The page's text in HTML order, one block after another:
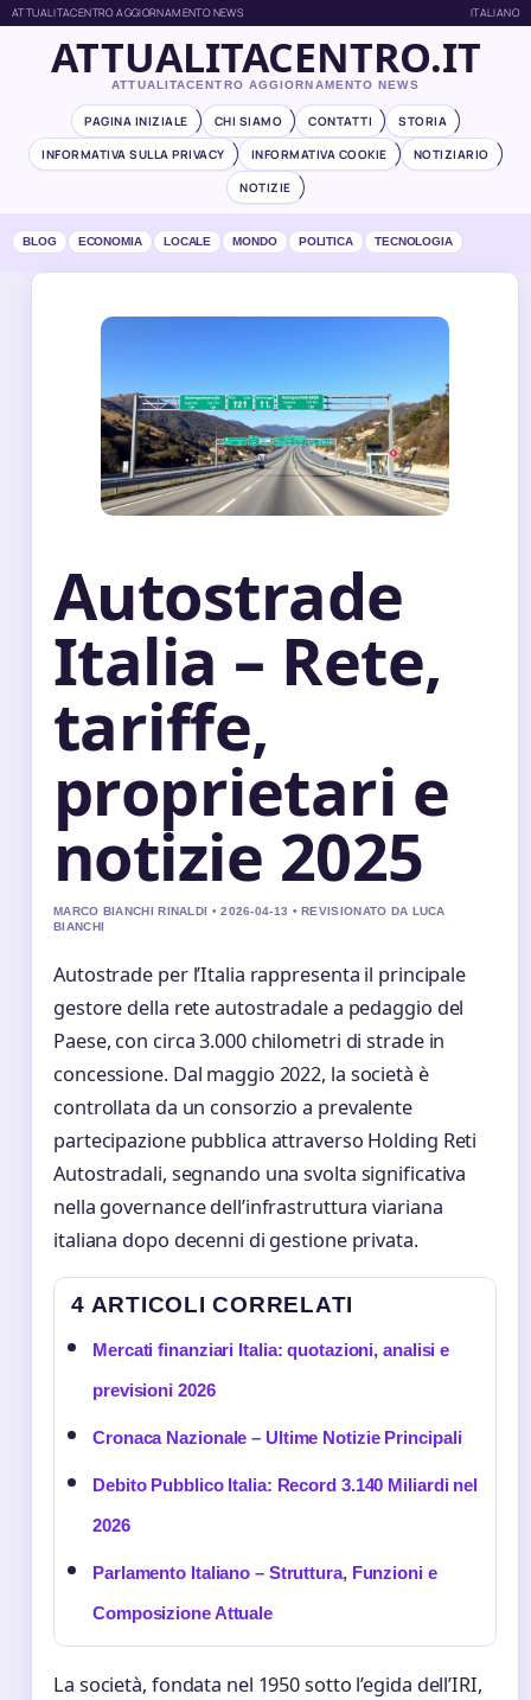
ATTUALITACENTRO AGGIORNAMENTO NEWS ITALIANO
ATTUALITACENTRO.IT
ATTUALITACENTRO AGGIORNAMENTO NEWS
PAGINA INIZIALE CHI SIAMO CONTATTI
STORIA
INFORMATIVA SULLA PRIVACY
INFORMATIVA COOKIE
NOTIZIARIO
NOTIZIE
BLOG ECONOMIA LOCALE MONDO POLITICA TECNOLOGIA
Autostrade
Italia – Rete,
tariffe,
proprietari e
notizie 2025
MARCO BIANCHI RINALDI • 2026-04-13 • REVISIONATO DA LUCA
BIANCHI
Autostrade per l’Italia rappresenta il principale
gestore della rete autostradale a pedaggio del
Paese, con circa 3.000 chilometri di strade in
concessione. Dal maggio 2022, la società è
controllata da un consorzio a prevalente
partecipazione pubblica attraverso Holding Reti
Autostradali, segnando una svolta significativa
nella governance dell’infrastruttura viariana
italiana dopo decenni di gestione privata.
4 ARTICOLI CORRELATI
Mercati finanziari Italia: quotazioni, analisi e
previsioni 2026
Cronaca Nazionale – Ultime Notizie Principali
Debito Pubblico Italia: Record 3.140 Miliardi nel
2026
Parlamento Italiano – Struttura, Funzioni e
Composizione Attuale
La società, fondata nel 1950 sotto l’egida dell’IRI,